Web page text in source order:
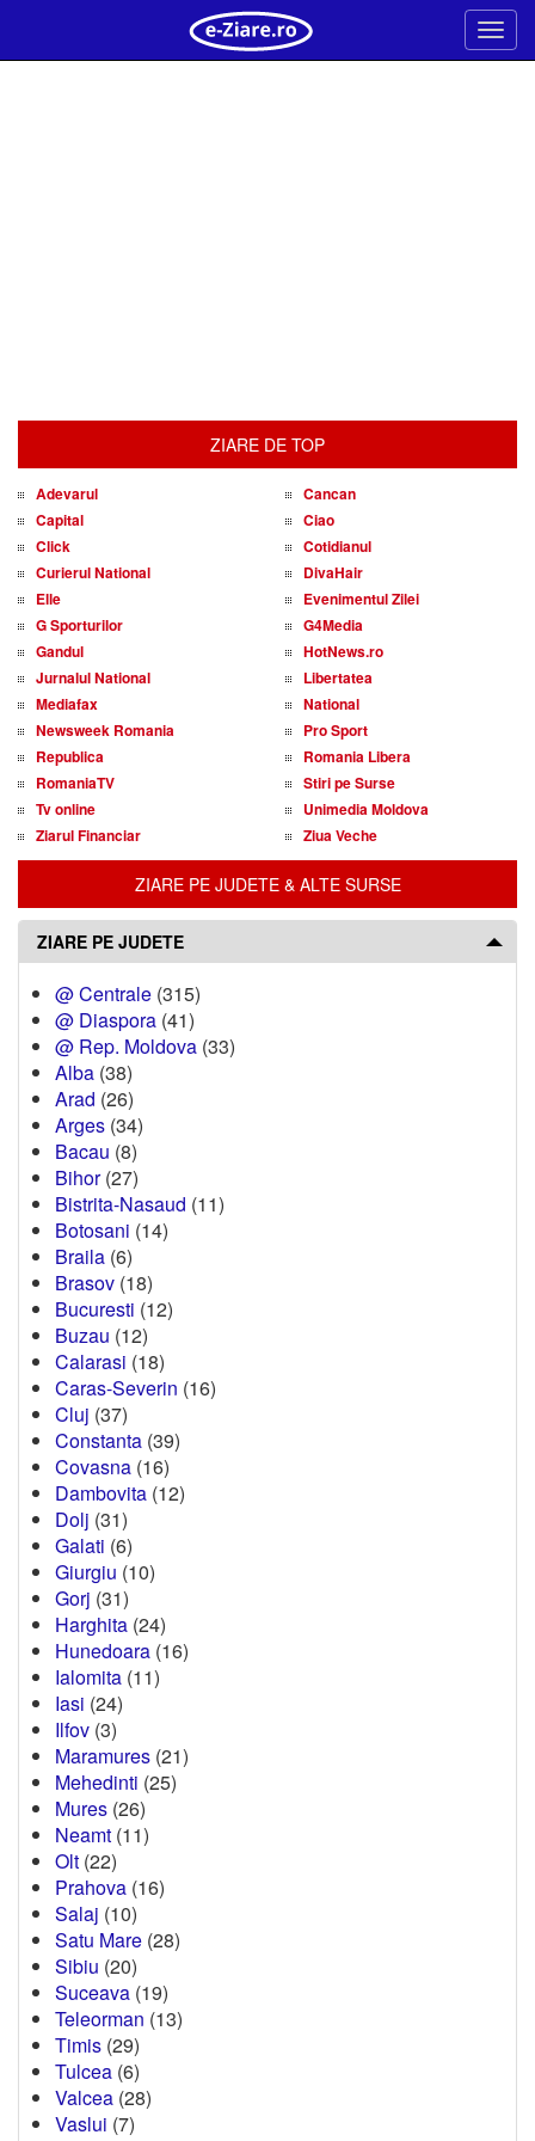
Meniu
ZIARE DE TOP
Adevarul
Cancan
Capital
Ciao
Click
Cotidianul
Curierul National
DivaHair
Elle
Evenimentul Zilei
G Sporturilor
G4Media
Gandul
HotNews.ro
Jurnalul National
Libertatea
Mediafax
National
Newsweek Romania
Pro Sport
Republica
Romania Libera
RomaniaTV
Stiri pe Surse
Tv online
Unimedia Moldova
Ziarul Financiar
Ziua Veche
ZIARE PE JUDETE & ALTE SURSE
ZIARE PE JUDETE
@ Centrale (315)
@ Diaspora (41)
@ Rep. Moldova (33)
Alba (38)
Arad (26)
Arges (34)
Bacau (8)
Bihor(27)
Bistrita-Nasaud (11)
Botosani (14)
Braila (6)
Brasov (18)
Bucuresti (12)
Buzau (12)
Calarasi (18)
Caras-Severin (16)
Cluj (37)
Constanta (39)
Covasna (16)
Dambovita (12)
Dolj (31)
Galati (6)
Giurgiu (10)
Gorj (31)
Harghita (24)
Hunedoara (16)
Ialomita (11)
Iasi (24)
Ilfov (3)
Maramures (21)
Mehedinti (25)
Mures (26)
Neamt (11)
Olt (22)
Prahova (16)
Salaj (10)
Satu Mare (28)
Sibiu (20)
Suceava (19)
Teleorman (13)
Timis (29)
Tulcea (6)
Valcea (28)
Vaslui (7)